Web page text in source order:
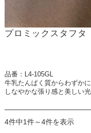
プロミックスタフタ
品番：L4-105GL
牛乳たんぱく質からわずか
しなやかな張り感と美しい光
4件中1件～4件を表示